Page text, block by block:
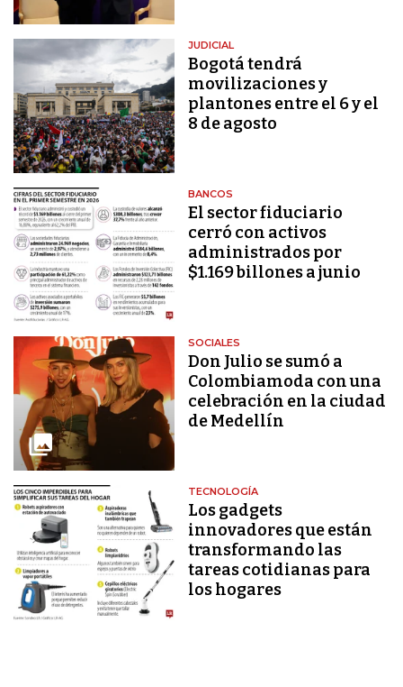
JUDICIAL
Bogotá tendrá
movilizaciones y
plantones entre el 6 y el
8 de agosto
BANCOS
El sector fiduciario
cerró con activos
administrados por
$1.169 billones a junio
SOCIALES
Don Julio se sumó a
Colombiamoda con una
celebración en la ciudad
de Medellín
TECNOLOGÍA
Los gadgets
innovadores que están
transformando las
tareas cotidianas para
los hogares